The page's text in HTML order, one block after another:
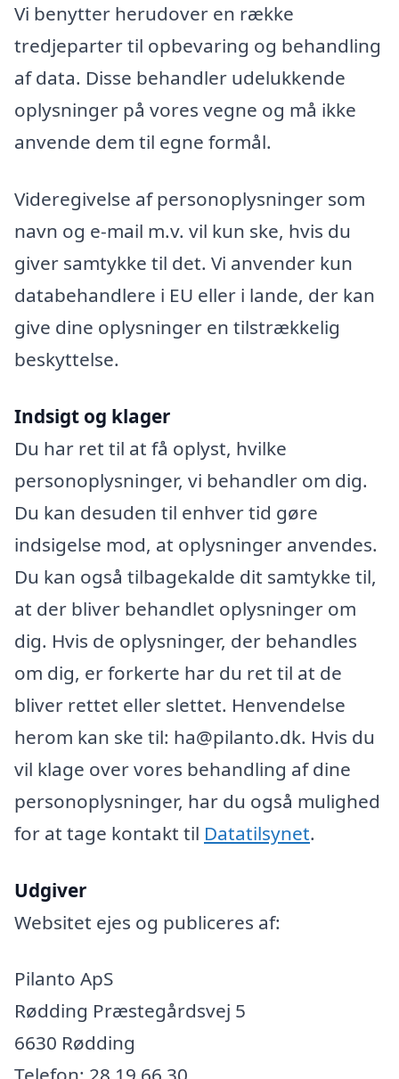
Vi benytter herudover en række
tredjeparter til opbevaring og behandling
af data. Disse behandler udelukkende
oplysninger på vores vegne og må ikke
anvende dem til egne formål.
Videregivelse af personoplysninger som
navn og e-mail m.v. vil kun ske, hvis du
giver samtykke til det. Vi anvender kun
databehandlere i EU eller i lande, der kan
give dine oplysninger en tilstrækkelig
beskyttelse.
Indsigt og klager
Du har ret til at få oplyst, hvilke
personoplysninger, vi behandler om dig.
Du kan desuden til enhver tid gøre
indsigelse mod, at oplysninger anvendes.
Du kan også tilbagekalde dit samtykke til,
at der bliver behandlet oplysninger om
dig. Hvis de oplysninger, der behandles
om dig, er forkerte har du ret til at de
bliver rettet eller slettet. Henvendelse
herom kan ske til: ha@pilanto.dk. Hvis du
vil klage over vores behandling af dine
personoplysninger, har du også mulighed
for at tage kontakt til Datatilsynet.
Udgiver
Websitet ejes og publiceres af:
Pilanto ApS
Rødding Præstegårdsvej 5
6630 Rødding